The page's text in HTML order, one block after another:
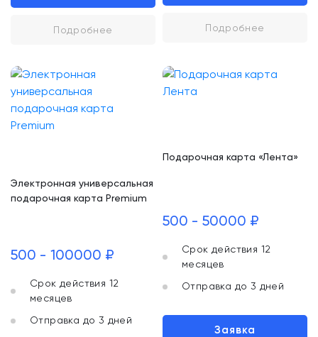
Подробнее Подробнее
Электронная универсальная
подарочная карта Premium
500 - 100000 ₽
Срок действия 12
месяцев
Отправка до 3 дней
Подарочная карта «Лента»
500 - 50000 ₽
Срок действия 12
месяцев
Отправка до 3 дней
Заявка